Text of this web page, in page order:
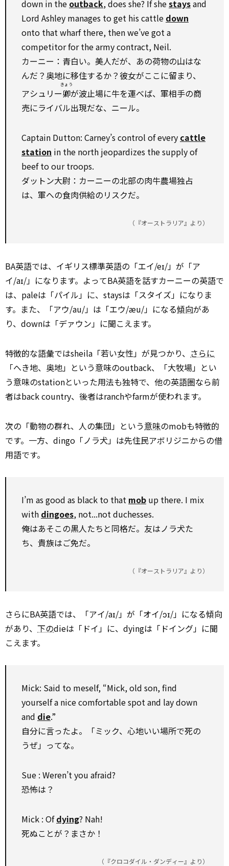
down in the outback, does she? If shestaysand
Lord Ashley manages to get his cattle down
onto that wharf there, then we’ve got a
competitor for the army contract, Neil.
カーニー：青白い。美人だが、あの荷物の山はな
んだ？奥地に移住するか？彼女がここに留まり、
アシュリー卿
きょう
が波止場に牛を運べば、軍相手の商
売にライバル出現だな、ニール。
Captain Dutton: Carney’s control of every cattle
station in the north jeopardizes the supply of
beef to our troops.
ダットン大尉：カーニーの北部の肉牛農場独占
は、軍への食肉供給のリスクだ。
（『オーストラリア』より）
BA英語では、イギリス標準英語の「エイ/eɪ/」が「ア
イ/aɪ/」になります。よってBA英語を話すカーニーの英語で
は、paleは「パイル」に、staysは「スタイズ」になりま
す。また、「アウ/au/」は「エウ/æu/」になる傾向があ
り、downは「デァウン」に聞こえます。
特徴的な語彙ではsheila「若い女性」が見つかり、 さらに
「へき地、奥地」という意味のoutback、「大牧場」とい
う意味のstationといった用法も独特で、他の英語圏なら前
者はback country、後者はranchやfarmが使われます。
次の「動物の群れ、人の集団」という意味のmobも特徴的
です。一方、dingo「ノラ犬」は先住民アボリジニからの借
用語です。
I’m as good as black to that mob up there. I mix
with dingoes, not...not duchesses.
俺はあそこの黒人たちと同格だ。友はノラ犬た
ち、貴族はご免だ。
（『オーストラリア』より）
さらにBA英語では、「アイ/aɪ/」が「オイ/ɔɪ/」になる傾向
があり、 下のdieは「ドイ」に、dyingは「ドイング」に聞
こえます。
Mick: Said to meself, “Mick, old son, find
yourself a nice comfortable spot and lay down
and die.”
自分に言ったよ。「ミック、心地いい場所で死の
うぜ」ってな。
Sue : Weren’t you afraid?
恐怖は？
Mick : Ofdying? Nah!
死ぬことが？まさか！
（『クロコダイル・ダンディー』より）